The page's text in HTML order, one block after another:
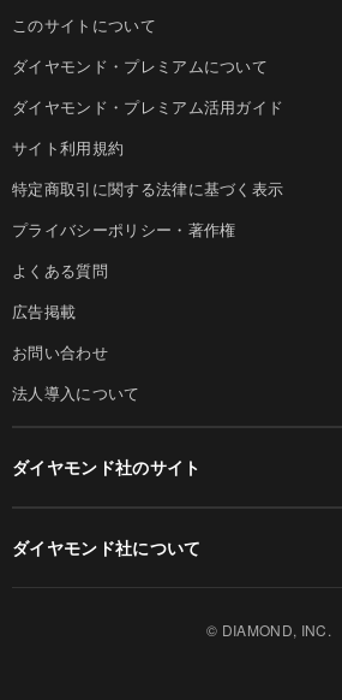
このサイトについて
ダイヤモンド・プレミアムについて
ダイヤモンド・プレミアム活用ガイド
サイト利用規約
特定商取引に関する法律に基づく表示
プライバシーポリシー・著作権
よくある質問
広告掲載
お問い合わせ
法人導入について
ダイヤモンド社のサイト
ダイヤモンド社について
© DIAMOND, INC.